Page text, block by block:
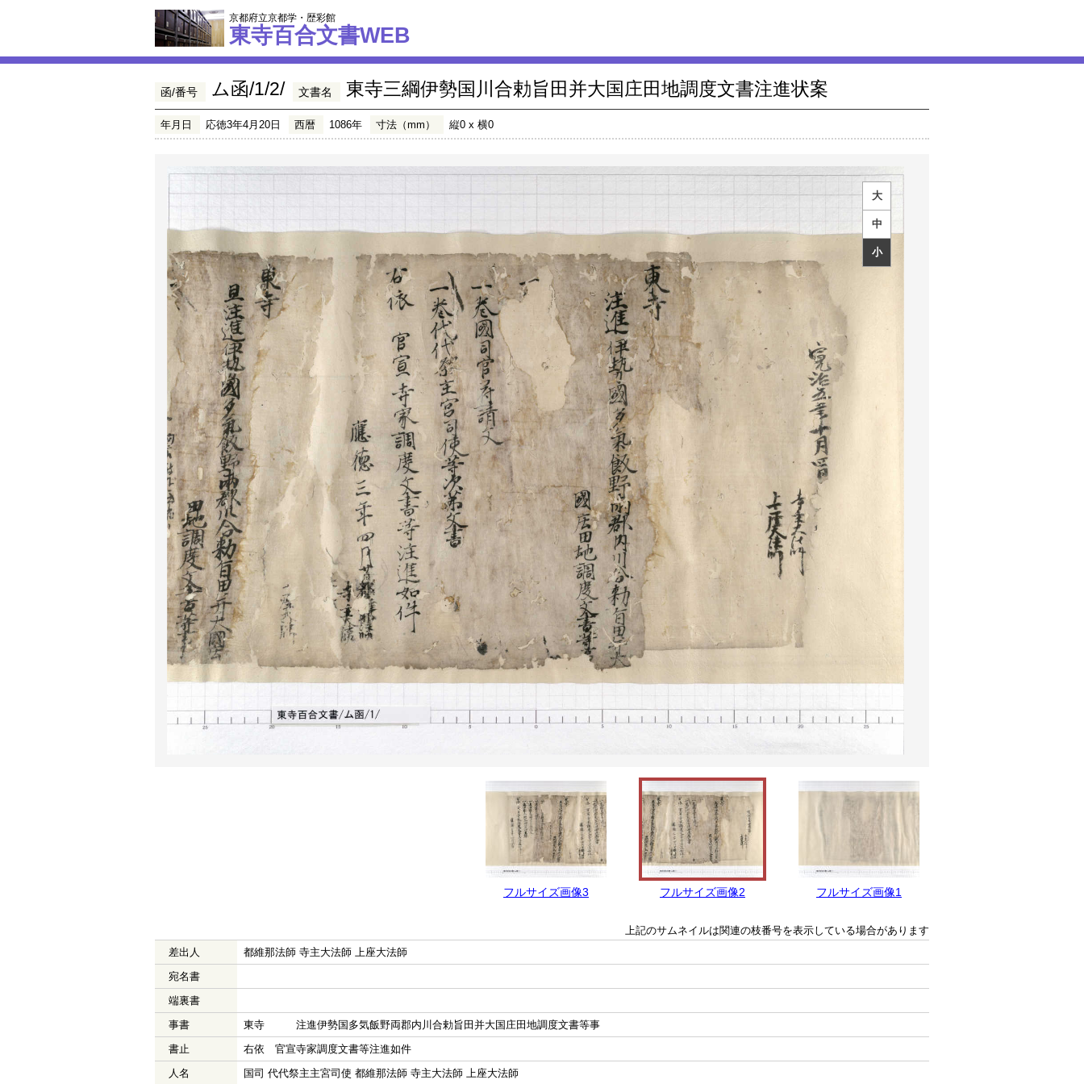
京都府立京都学・歴彩館
東寺百合文書WEB
函/番号 ム函/1/2/ 文書名 東寺三綱伊勢国川合勅旨田并大国庄田地調度文書注進状案
年月日 応徳3年4月20日 西暦 1086年 寸法（mm） 縦0 x 横0
大
中
小
フルサイズ画像3 フルサイズ画像2 フルサイズ画像1
上記のサムネイルは関連の枝番号を表示している場合があります
差出人
都維那法師 寺主大法師 上座大法師
宛名書
端裏書
事書
東寺 注進伊勢国多気飯野両郡内川合勅旨田并大国庄田地調度文書等事
書止
右依 官宣寺家調度文書等注進如件
人名
国司 代代祭主主宮司使 都維那法師 寺主大法師 上座大法師